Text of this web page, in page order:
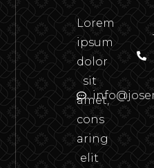
Lorem
ipsum
dolor
sit
amet,
cons
aring
elit